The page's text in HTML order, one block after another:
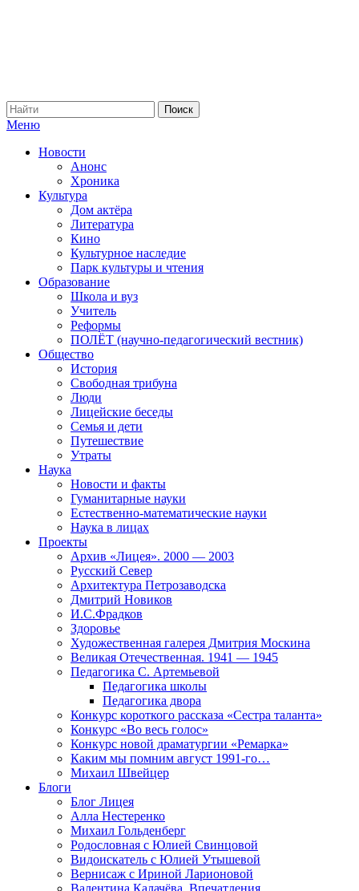
Меню
Новости
Анонс
Хроника
Культура
Дом актёра
Литература
Кино
Культурное наследие
Парк культуры и чтения
Образование
Школа и вуз
Учитель
Реформы
ПОЛЁТ (научно-педагогический вестник)
Общество
История
Свободная трибуна
Люди
Лицейские беседы
Семья и дети
Путешествие
Утраты
Наука
Новости и факты
Гуманитарные науки
Естественно-математические науки
Наука в лицах
Проекты
Архив «Лицея». 2000 — 2003
Русский Север
Архитектура Петрозаводска
Дмитрий Новиков
И.С.Фрадков
Здоровье
Художественная галерея Дмитрия Москина
Великая Отечественная. 1941 — 1945
Педагогика С. Артемьевой
Педагогика школы
Педагогика двора
Конкурс короткого рассказа «Сестра таланта»
Конкурс «Во весь голос»
Конкурс новой драматургии «Ремарка»
Каким мы помним август 1991-го…
Михаил Швейцер
Блоги
Блог Лицея
Алла Нестеренко
Михаил Гольденберг
Родословная с Юлией Свинцовой
Видоискатель с Юлией Утышевой
Вернисаж с Ириной Ларионовой